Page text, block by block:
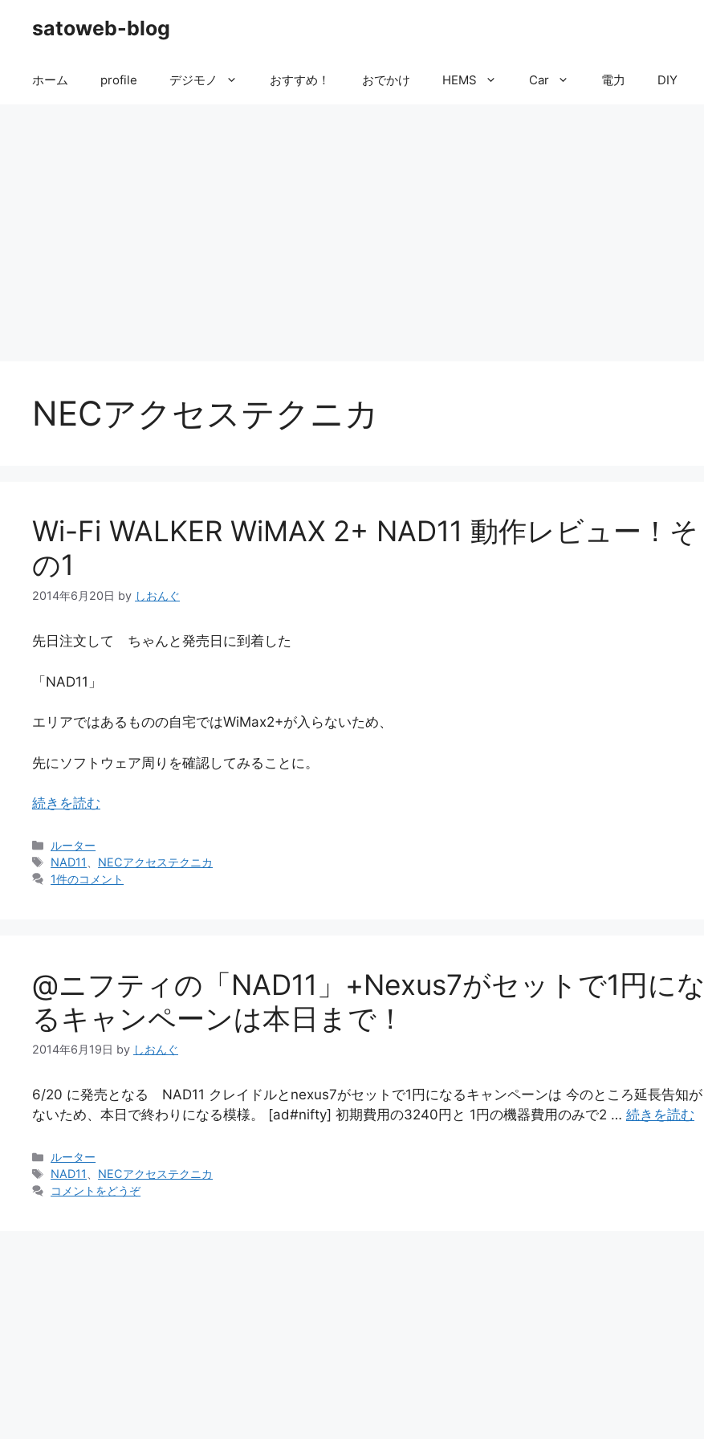
satoweb-blog
ホーム profile デジモノ おすすめ！ おでかけ HEMS Car 電力 DIY
NECアクセステクニカ
Wi-Fi WALKER WiMAX 2+ NAD11 動作レビュー！そ
の1
2014年6月20日 by しおんぐ
先日注文して ちゃんと発売日に到着した
「NAD11」
エリアではあるものの自宅ではWiMax2+が入らないため、
先にソフトウェア周りを確認してみることに。
続きを読む
カ
テ
ゴ
ルーター
タ
グ
NAD11
NECアクセステクニカ
1件のコメント
@ニフティの「NAD11」+Nexus7がセットで1円にな
るキャンペーンは本日まで！
2014年6月19日 by しおんぐ
6/20 に発売となる NAD11 クレイドルとnexus7がセットで1円になるキャンペーンは 今のところ延長告知が
ないため、本日で終わりになる模様。 [ad#nifty] 初期費用の3240円と 1円の機器費用のみで2 … 続きを読む
カ
テ
ゴ
ルーター
タ
グ
NAD11
NECアクセステクニカ
コメントをどうぞ